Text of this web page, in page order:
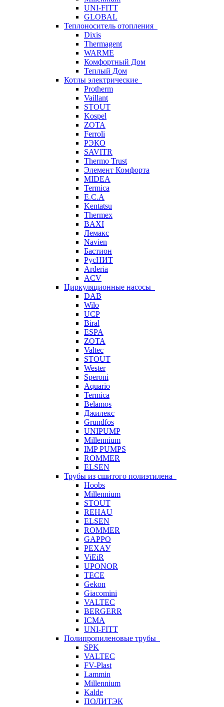
UNI-FITT
GLOBAL
Теплоноситель отопления
Dixis
Thermagent
WARME
Комфортный Дом
Теплый Дом
Котлы электрические
Protherm
Vaillant
STOUT
Kospel
ZOTA
Ferroli
РЭКО
SAVITR
Thermo Trust
Элемент Комфорта
MIDEA
Termica
E.C.A
Kentatsu
Thermex
BAXI
Лемакс
Navien
Бастион
РусНИТ
Arderia
ACV
Циркуляционные насосы
DAB
Wilo
UCP
Biral
ESPA
ZOTA
Valtec
STOUT
Wester
Speroni
Aquario
Termica
Belamos
Джилекс
Grundfos
UNIPUMP
Millennium
IMP PUMPS
ROMMER
ELSEN
Трубы из сшитого полиэтилена
Hoobs
Millennium
STOUT
REHAU
ELSEN
ROMMER
GAPPO
РЕХАУ
ViEiR
UPONOR
TECE
Gekon
Giacomini
VALTEC
BERGERR
ICMA
UNI-FITT
Полипропиленовые трубы
SPK
VALTEC
FV-Plast
Lammin
Millennium
Kalde
ПОЛИТЭК